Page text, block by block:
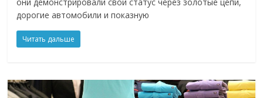
дорогие автомобили и показную
Читать дальше